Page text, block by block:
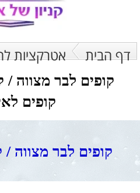
דף הבית אטרקציות
קופים לבר מצווה
קופים
קופים לבר מצווה